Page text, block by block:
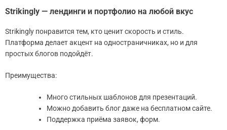
Strikingly — лендинги и портфолио на любой вкус
Strikingly понравится тем, кто ценит скорость и стиль.
Платформа делает акцент на одностраничниках, но и для
простых блогов подойдёт.
Преимущества:
Много стильных шаблонов для презентаций.
Можно добавить блог даже на бесплатном сайте.
Поддержка приёма заявок, форм.